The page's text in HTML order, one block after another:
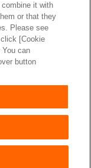
るご質問
it with
or that they
Please see
[Cookie
can
button